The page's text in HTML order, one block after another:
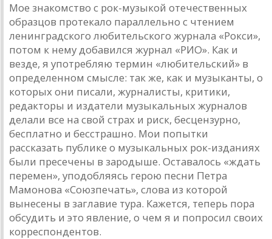
Мое знакомство с рок-музыкой отечественных
образцов протекало параллельно с чтением
ленинградского любительского журнала «Рокси»,
потом к нему добавился журнал «РИО». Как и
везде, я употребляю термин «любительский» в
определенном смысле: так же, как и музыканты, о
которых они писали, журналисты, критики,
редакторы и издатели музыкальных журналов
делали все на свой страх и риск, бесцензурно,
бесплатно и бесстрашно. Мои попытки
рассказать публике о музыкальных рок-изданиях
были пресечены в зародыше. Оставалось «ждать
перемен», уподобляясь герою песни Петра
Мамонова «Союзпечать», слова из которой
вынесены в заглавие тура. Кажется, теперь пора
обсудить и это явление, о чем я и попросил своих
корреспондентов.